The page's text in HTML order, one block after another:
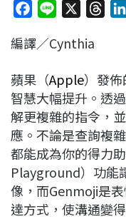
c
b
o
o
k
n
a
d
s
編譯／Cynthia
蘋果（Apple）發
智慧大幅提升。透
解更複雜的指令，
應。不論是查詢複
都能成為你的得力
Playground）功能
像，而Genmoji是
達方式，使溝通變